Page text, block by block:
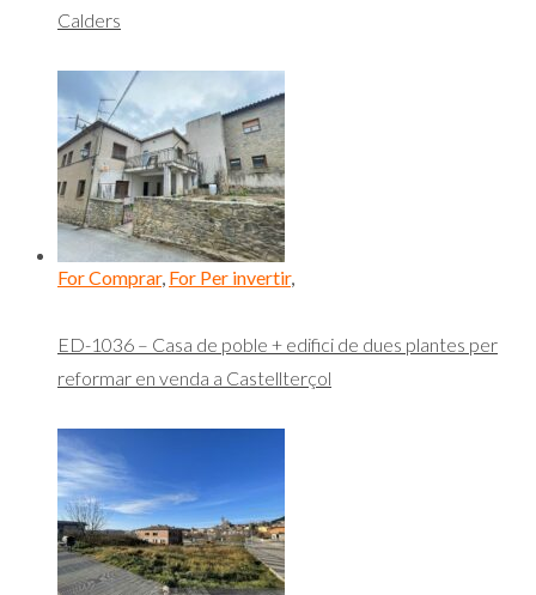
Calders
For Comprar, For Per invertir,
ED-1036 – Casa de poble + edifici de dues plantes per
reformar en venda a Castellterçol